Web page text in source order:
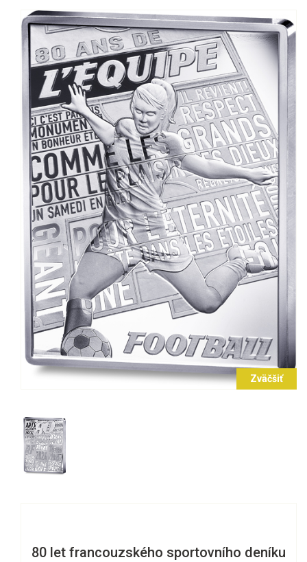
Zväčšiť
80 let francouzského sportovního deníku